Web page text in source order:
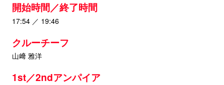
開始時間／終了時間
17:54 ／ 19:46
クルーチーフ
山﨑 雅洋
1st／2ndアンパイア